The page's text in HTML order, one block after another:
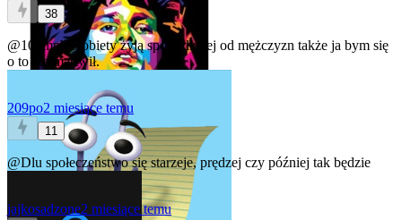
38
@100mph Kobiety żyją sporo dłużej od mężczyzn także ja bym się
o to nie martwił.
209po2 miesiące temu
11
@Dlu społeczeństwo się starzeje, prędzej czy później tak będzie
jajkosadzone2 miesiące temu